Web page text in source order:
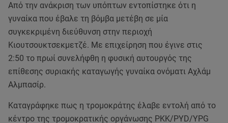
Από την ανάκριση των υπόπτων εντοπίστηκε ότι η
γυναίκα που έβαλε τη βόμβα μετέβη σε μία
συγκεκριμένη διεύθυνση στην περιοχή
Κιουτσουκτσεκμετζέ. Με επιχείρηση που έγινε στις
2:50 το πρωί συνελήφθη η φυσική αυτουργός της
επίθεσης συριακής καταγωγής γυναίκα ονόματι Αχλάμ
Αλμπασίρ.
Καταγράφηκε πως η τρομοκράτης έλαβε εντολή από το
κέντρο της τρομοκρατικής οργάνωσης PKK/PYD/YPG